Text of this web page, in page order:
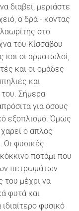
διαβεί, μεριάστε
ο δρά - κοντας
στο
του Κίσσαβου
και οι αρματωλοί,
και οι ομάδες
και
του. Σήμερα
για όσους
εξοπλισμό. Όμως
ο απλός
Οι φυσικές
ποτάμι που
πετρωμάτων
του μέχρι να
φυτά και
φυσικό